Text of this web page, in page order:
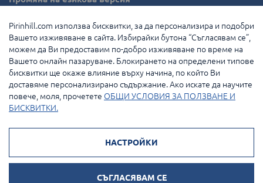
Румъния
Гърция
Нидерландия
Франция
Начини на плащане:
Pirinhill.com използва бисквитки, за да персонализира и подобри
Вашето изживяване в сайта. Избирайки бутона “Съгласявам се”,
можем да Ви предоставим по-добро изживяване по време на
Вашето онлайн пазаруване. Блокирането на определени типове
бисквитки ще окаже влияние върху начина, по който Ви
доставяме персонализирано съдържание. Ако искате да научите
повече, моля, прочетете ОБЩИ УСЛОВИЯ ЗА ПОЛЗВАНЕ И
БИСКВИТКИ.
СЪГЛАСЯВАМ СЕ
НАСТРОЙКИ